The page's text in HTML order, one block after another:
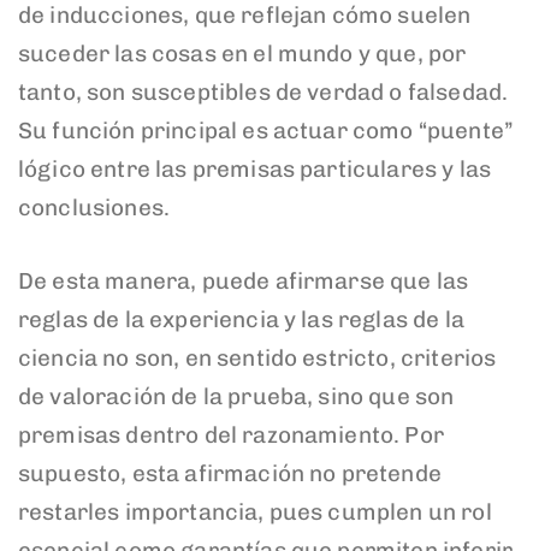
de inducciones, que reflejan cómo suelen
suceder las cosas en el mundo y que, por
tanto, son susceptibles de verdad o falsedad.
Su función principal es actuar como “puente”
lógico entre las premisas particulares y las
conclusiones.
De esta manera, puede afirmarse que las
reglas de la experiencia y las reglas de la
ciencia no son, en sentido estricto, criterios
de valoración de la prueba, sino que son
premisas dentro del razonamiento. Por
supuesto, esta afirmación no pretende
restarles importancia, pues cumplen un rol